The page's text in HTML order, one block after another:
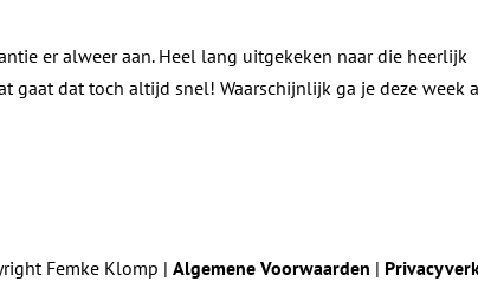
er alweer aan. Heel lang uitgekeken naar die heerlijk
gaat dat toch altijd snel! Waarschijnlijk ga je deze week
Femke Klomp | Algemene Voorwaarden |